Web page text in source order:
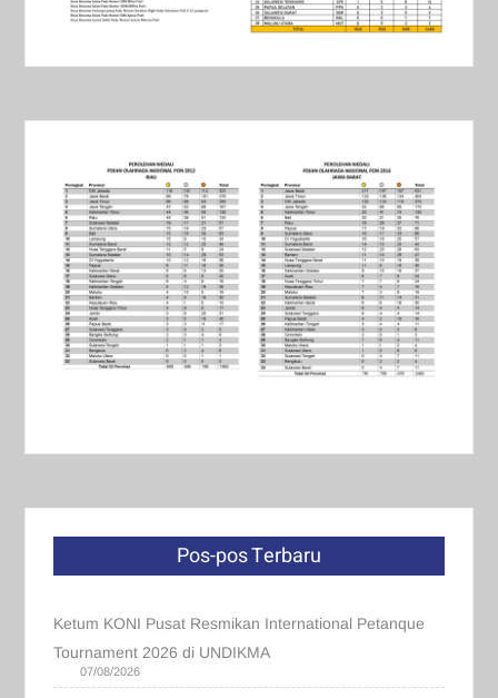
Pos-pos Terbaru
Ketum KONI Pusat Resmikan International Petanque
Tournament 2026 di UNDIKMA
07/08/2026